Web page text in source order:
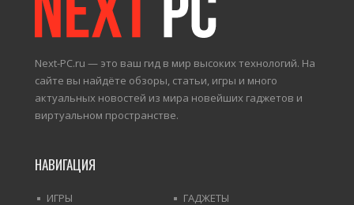
Next-PC.ru — это ваш гид в мир высоких технологий. На
сайте вы найдёте обзоры, статьи, игры и много
актуальных новостей из мира новейших гаджетов и
виртуальном пространстве.
НАВИГАЦИЯ
ИГРЫ ГАДЖЕТЫ